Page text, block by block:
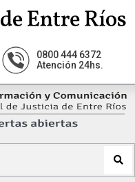
0800 444 6372
Atención 24hs.